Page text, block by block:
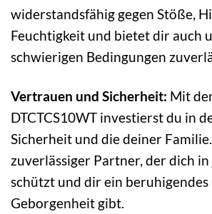
widerstandsfähig gegen Stöße,
Feuchtigkeit und bietet dir auch
schwierigen Bedingungen
Vertrauen und Sicherheit: Mit
DTCTCS10WT investierst du in
Sicherheit und die deiner
zuverlässiger Partner, der dich
schützt und dir ein
Geborgenheit gibt.